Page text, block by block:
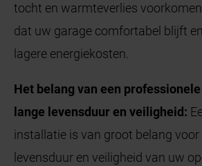
tocht en warmteverlies
dat uw garage comfortabel blijft
lagere energiekosten.
Het belang van een
lange levensduur en veiligheid:
installatie is van groot belang voor
levensduur en veiligheid van uw